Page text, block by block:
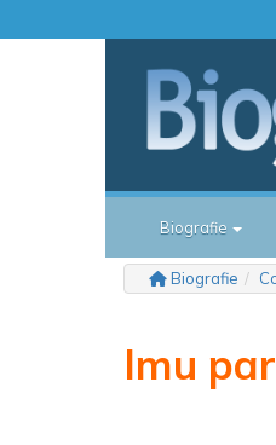
Biografie
Biografie
Imu